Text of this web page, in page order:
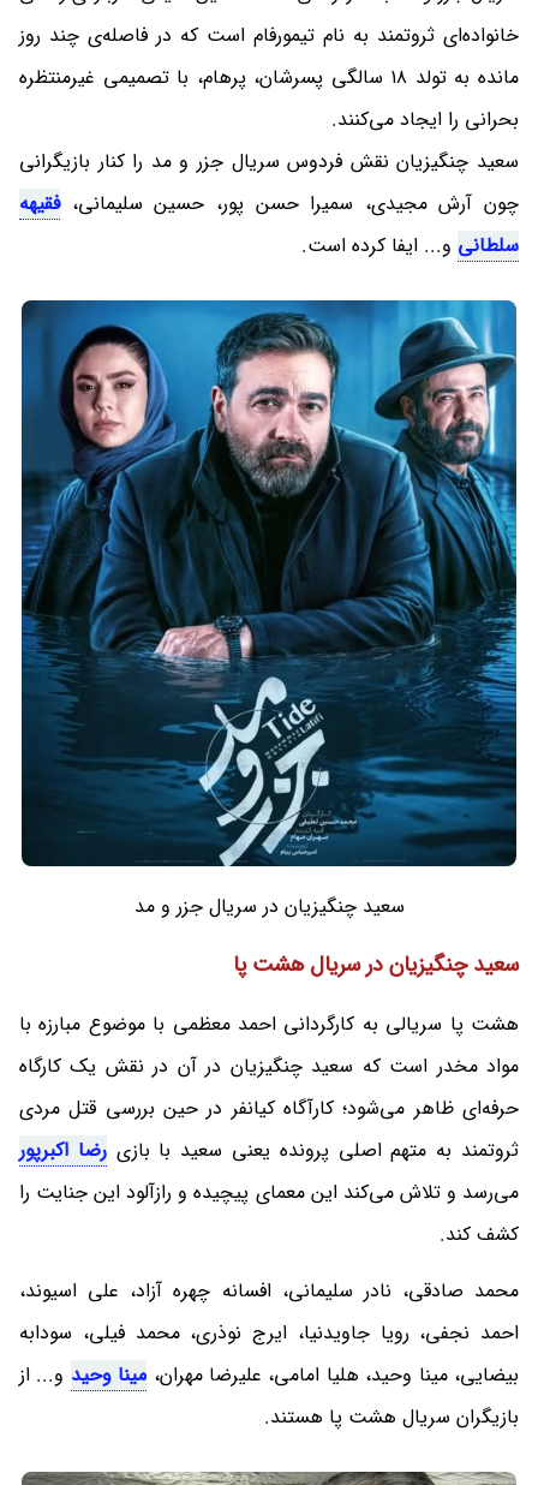
خانواده‌ای ثروتمند به نام تیمورفام است که در فاصله‌ی چند روز
مانده به تولد ۱۸ سالگی پسرشان، پرهام، با تصمیمی غیرمنتظره
بحرانی را ایجاد می‌کنند.
سعید چنگیزیان نقش فردوس سریال جزر و مد را کنار بازیگرانی
چون آرش مجیدی، سمیرا حسن پور، حسین سلیمانی،فقیهه
سلطانی و... ایفا کرده است.
سعید چنگیزیان در سریال جزر و مد
سعید چنگیزیان در سریال هشت پا
هشت پا سریالی به کارگردانی احمد معظمی با موضوع مبارزه با
مواد مخدر است که سعید چنگیزیان در آن در نقش یک کارگاه
حرفه‌ای ظاهر می‌شود؛ کارآگاه کیانفر در حین بررسی قتل مردی
ثروتمند به متهم اصلی پرونده یعنی سعید با بازیرضا اکبرپور
می‌رسد و تلاش می‌کند این معمای پیچیده و رازآلود این جنایت را
کشف کند.
محمد صادقی، نادر سلیمانی، افسانه چهره آزاد، علی اسیوند،
احمد نجفی، رویا جاویدنیا، ایرج نوذری، محمد فیلی، سودابه
بیضایی، مینا وحید، هلیا امامی، علیرضا مهران، مینا وحید و... از
بازیگران سریال هشت پا هستند.